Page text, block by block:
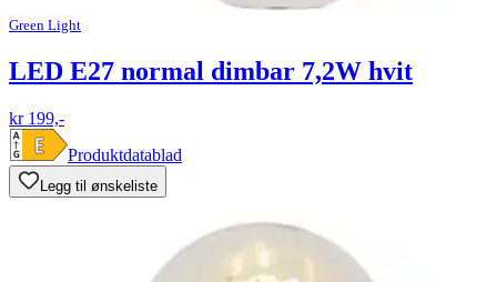
Green Light
LED E27 normal dimbar 7,2W hvit
kr 199,-
Produktdatablad
Legg til ønskeliste